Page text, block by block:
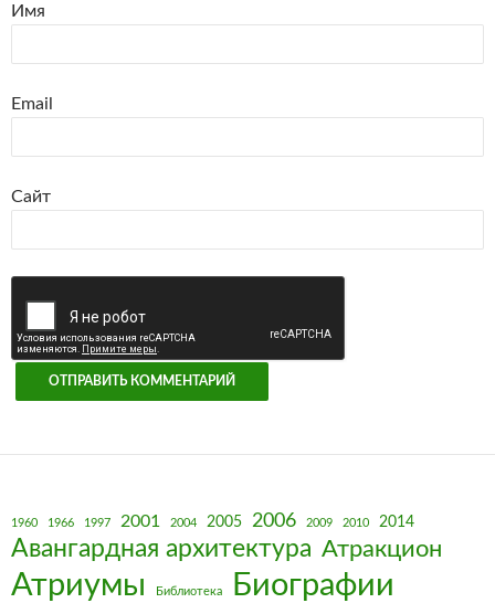
Имя
Email
Сайт
1960 1966 1997 2001 2004 2005 2006 2009 2010 2014
Авангардная архитектура Атракцион
Атриумы Библиотека Биографии